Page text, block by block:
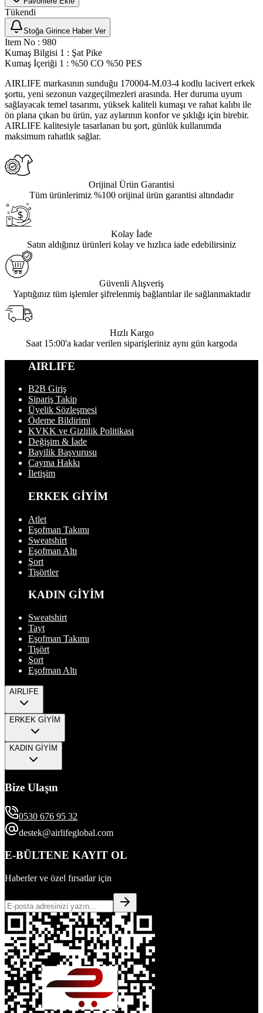
Tükendi
Stoğa Girince Haber Ver
Item No : 980
Kumaş Bilgisi 1 : Şat Pike
Kumaş İçeriği 1 : %50 CO %50 PES
AIRLIFE markasının sunduğu 170004-M.03-4 kodlu lacivert erkek
şortu, yeni sezonun vazgeçilmezleri arasında. Her duruma uyum
sağlayacak temel tasarımı, yüksek kaliteli kumaşı ve rahat kalıbı ile
ön plana çıkan bu ürün, yaz aylarının konfor ve şıklığı için birebir.
AIRLIFE kalitesiyle tasarlanan bu şort, günlük kullanımda
maksimum rahatlık sağlar.
Orijinal Ürün Garantisi
Tüm ürünlerimiz %100 orijinal ürün garantisi altındadır
Kolay İade
Satın aldığınız ürünleri kolay ve hızlıca iade edebilirsiniz
Güvenli Alışveriş
Yaptığınız tüm işlemler şifrelenmiş bağlantılar ile sağlanmaktadır
Hızlı Kargo
Saat 15:00'a kadar verilen siparişleriniz aynı gün kargoda
AIRLIFE
B2B Giriş
Sipariş Takip
Üyelik Sözleşmesi
Ödeme Bildirimi
KVKK ve Gizlilik Politikası
Değişim & İade
Bayilik Başvurusu
Cayma Hakkı
İletişim
ERKEK GİYİM
Atlet
Eşofman Takımı
Sweatshirt
Eşofman Altı
Şort
Tişörtler
KADIN GİYİM
Sweatshirt
Tayt
Eşofman Takımı
Tişört
Şort
Eşofman Altı
AIRLIFE
ERKEK GİYİM
KADIN GİYİM
Bize Ulaşın
0530 676 95 32
destek@airlifeglobal.com
E-BÜLTENE KAYIT OL
Haberler ve özel fırsatlar için